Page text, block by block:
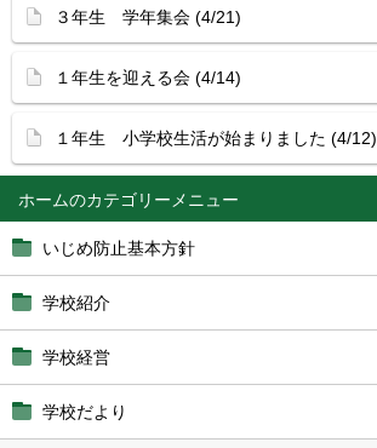
ホーム
いじめ防止基本方針
学校紹介
学校経営
学校だより
３年生 学年集会 (4/21)
１年生を迎える会 (4/14)
１年生 小学校生活が始まりました (4/12)